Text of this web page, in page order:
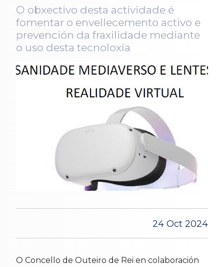
O obxectivo desta actividade é
fomentar o envellecemento activo e
prevención da fraxilidade mediante
o uso desta tecnoloxía
24 Oct 2024
O Concello de Outeiro de Rei en colaboración